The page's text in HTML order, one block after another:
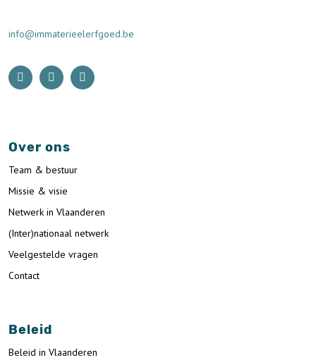
info@immaterieelerfgoed.be
Over ons
Team & bestuur
Missie & visie
Netwerk in Vlaanderen
(Inter)nationaal netwerk
Veelgestelde vragen
Contact
Beleid
Beleid in Vlaanderen